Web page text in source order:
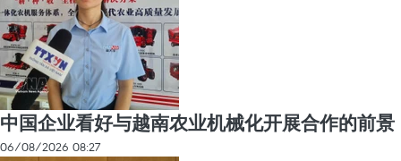
中国企业看好与越南农业机械化开展合作的前景
06/08/2026 08:27